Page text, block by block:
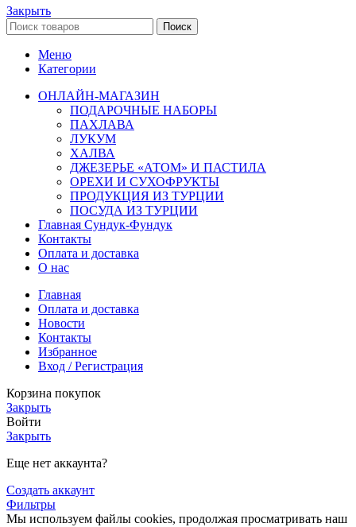
Закрыть
Поиск
Меню
Категории
ОНЛАЙН-МАГАЗИН
ПОДАРОЧНЫЕ НАБОРЫ
ПАХЛАВА
ЛУКУМ
ХАЛВА
ДЖЕЗЕРЬЕ «АТОМ» И ПАСТИЛА
ОРЕХИ И СУХОФРУКТЫ
ПРОДУКЦИЯ ИЗ ТУРЦИИ
ПОСУДА ИЗ ТУРЦИИ
Главная Сундук-Фундук
Контакты
Оплата и доставка
О нас
Главная
Оплата и доставка
Новости
Контакты
Избранное
Вход / Регистрация
Корзина покупок
Закрыть
Войти
Закрыть
Еще нет аккаунта?
Создать аккаунт
Фильтры
Мы используем файлы cookies, продолжая просматривать наш